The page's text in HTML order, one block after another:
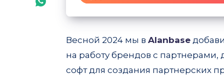
Email
Whatsapp
Весной 2024 мы в Alanbase
на работу брендов с
софт для создания партнерских